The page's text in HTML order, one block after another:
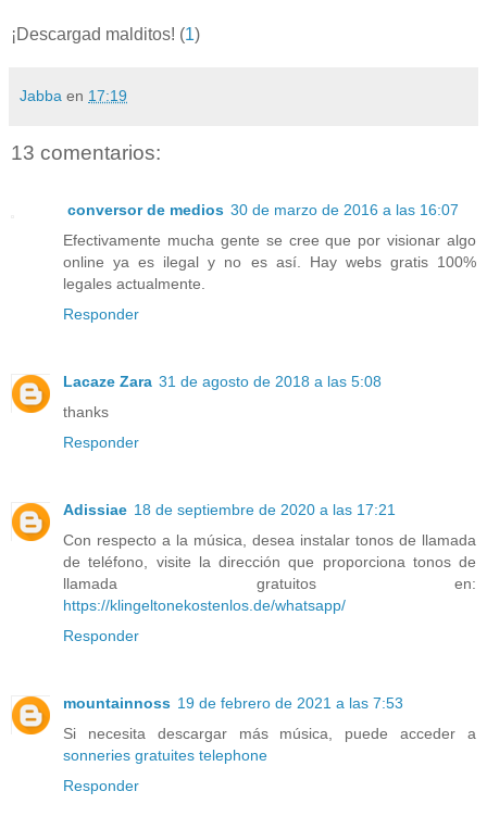
¡Descargad malditos! (1)
Jabba en 17:19
13 comentarios:
conversor de medios 30 de marzo de 2016 a las 16:07
Efectivamente mucha gente se cree que por visionar algo
online ya es ilegal y no es así. Hay webs gratis 100%
legales actualmente.
Responder
Lacaze Zara 31 de agosto de 2018 a las 5:08
thanks
Responder
Adissiae 18 de septiembre de 2020 a las 17:21
Con respecto a la música, desea instalar tonos de llamada
de teléfono, visite la dirección que proporciona tonos de
llamada gratuitos en:
https://klingeltonekostenlos.de/whatsapp/
Responder
mountainnoss 19 de febrero de 2021 a las 7:53
Si necesita descargar más música, puede acceder a
sonneries gratuites telephone
Responder